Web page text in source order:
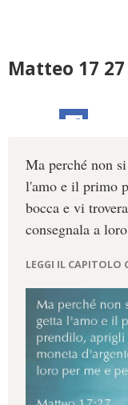
Matteo 17 27
Ma perché non
l'amo e il primo
bocca e vi
consegnala a
LEGGI IL CAPITOLO